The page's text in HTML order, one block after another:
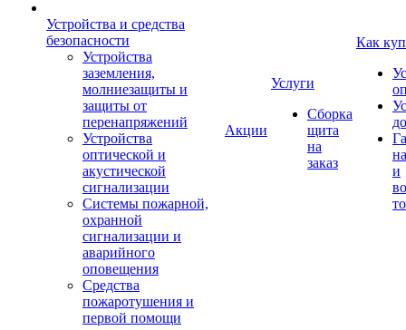
Устройства и средства
безопасности
Устройства
заземления,
молниезащиты и
защиты от
перенапряжений
Устройства
оптической и
акустической
сигнализации
Системы пожарной,
охранной
сигнализации и
аварийного
оповещения
Средства
пожаротушения и
первой помощи
Акции
Услуги
Сборка
щита
на
заказ
Как
и